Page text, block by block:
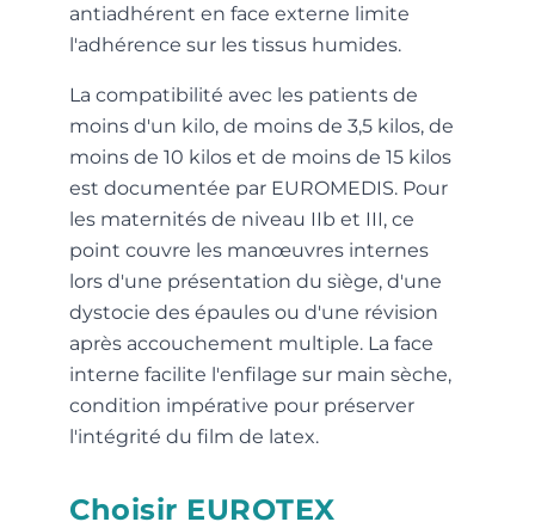
antiadhérent en face externe limite
l'adhérence sur les tissus humides.
La compatibilité avec les patients de
moins d'un kilo, de moins de 3,5 kilos, de
moins de 10 kilos et de moins de 15 kilos
est documentée par EUROMEDIS. Pour
les maternités de niveau IIb et III, ce
point couvre les manœuvres internes
lors d'une présentation du siège, d'une
dystocie des épaules ou d'une révision
après accouchement multiple. La face
interne facilite l'enfilage sur main sèche,
condition impérative pour préserver
l'intégrité du film de latex.
Choisir EUROTEX